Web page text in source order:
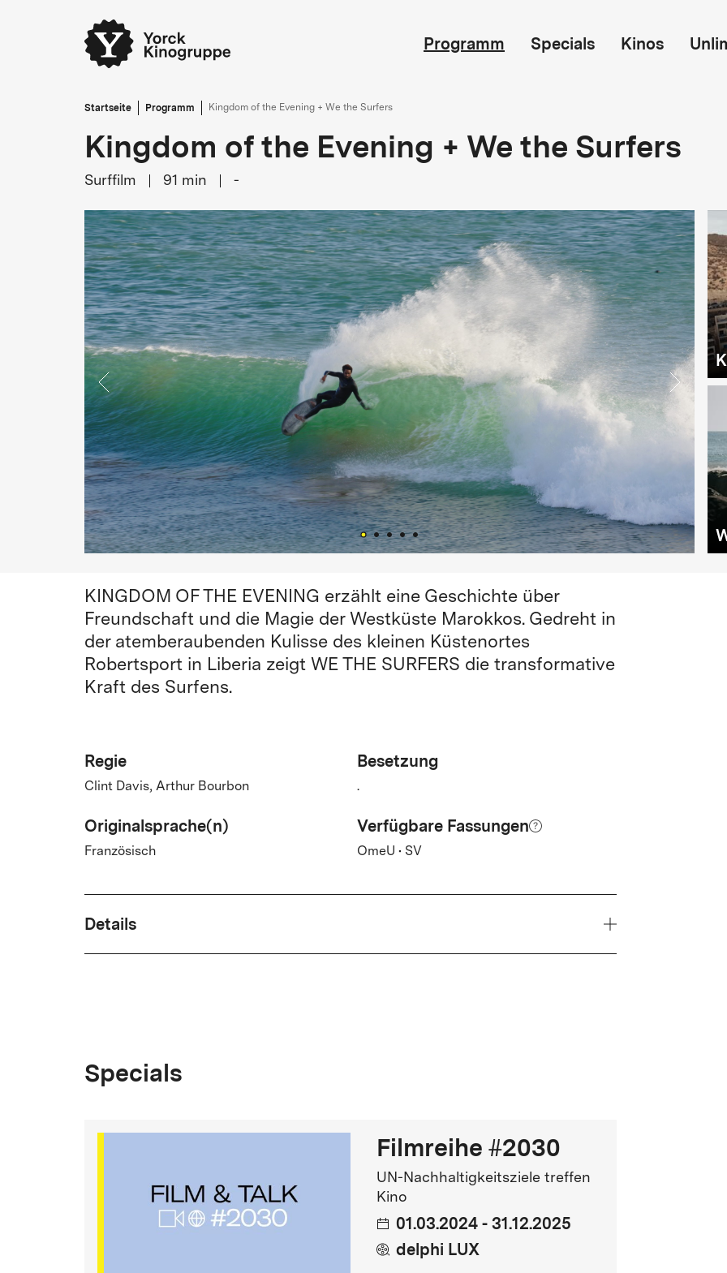
Programm Specials Kinos
Startseite Programm Kingdom of the Evening + We the Surfers
Kingdom of the Evening + We the Surfers
Surffilm 91 min -
KINGDOM OF THE EVENING erzählt eine Geschichte über
Freundschaft und die Magie der Westküste Marokkos. Gedreht in
der atemberaubenden Kulisse des kleinen Küstenortes
Robertsport in Liberia zeigt WE THE SURFERS die transformative
Kraft des Surfens.
Regie
Clint Davis, Arthur Bourbon
Besetzung
.
Originalsprache(n)
Französisch
Verfügbare Fassungen
OmeU • SV
Details
France
Kingdom of the Evening + We the Surfers
Kinostart
15.07.2026
Specials
Filmreihe #2030
UN-Nachhaltigkeitsziele treffen
Kino
01.03.2024 - 31.12.2025
delphi LUX